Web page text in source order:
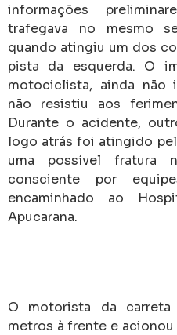
informações
trafegava no mesmo
quando atingiu um dos
pista da esquerda. O
motociclista, ainda não
não resistiu aos
Durante o acidente,
logo atrás foi atingido
uma possível
consciente por
encaminhado ao
Apucarana.
O motorista da
metros à frente e